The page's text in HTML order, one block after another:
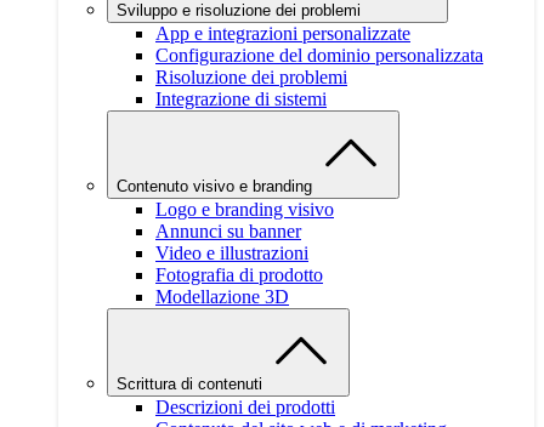
Sviluppo e risoluzione dei problemi
App e integrazioni personalizzate
Configurazione del dominio personalizzata
Risoluzione dei problemi
Integrazione di sistemi
Contenuto visivo e branding
Logo e branding visivo
Annunci su banner
Video e illustrazioni
Fotografia di prodotto
Modellazione 3D
Scrittura di contenuti
Descrizioni dei prodotti